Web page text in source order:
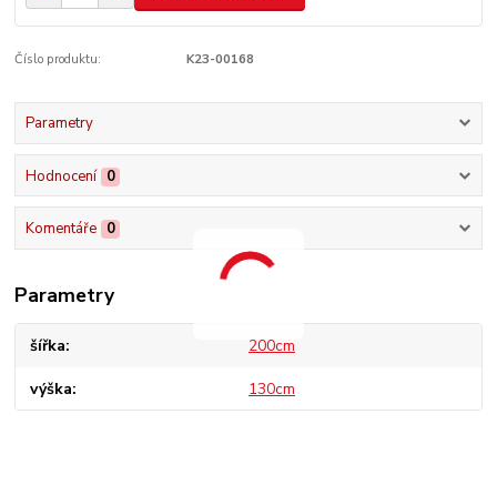
Číslo produktu: K23-00168
Parametry
Hodnocení 0
Komentáře 0
Parametry
šířka 200cm
výška 130cm